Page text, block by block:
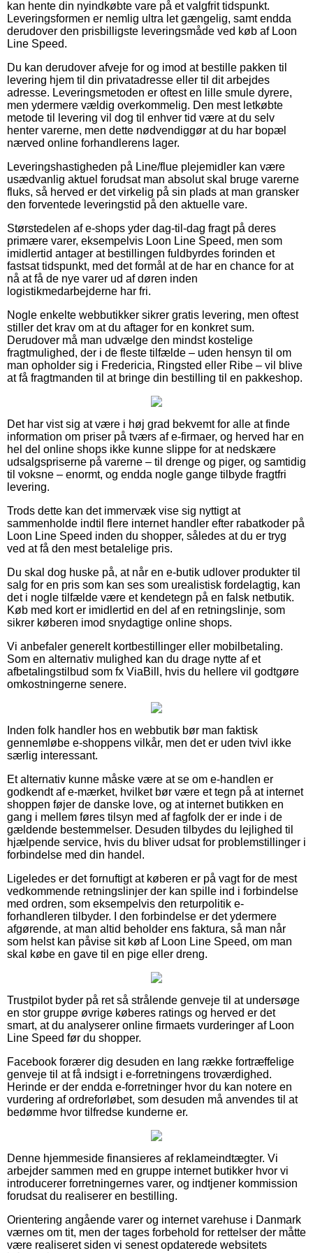
kan hente din nyindkøbte vare på et valgfrit tidspunkt.
Leveringsformen er nemlig ultra let gængelig, samt endda
derudover den prisbilligste leveringsmåde ved køb af Loon
Line Speed.
Du kan derudover afveje for og imod at bestille pakken til
levering hjem til din privatadresse eller til dit arbejdes
adresse. Leveringsmetoden er oftest en lille smule dyrere,
men ydermere vældig overkommelig. Den mest letkøbte
metode til levering vil dog til enhver tid være at du selv
henter varerne, men dette nødvendiggør at du har bopæl
nærved online forhandlerens lager.
Leveringshastigheden på Line/flue plejemidler kan være
usædvanlig aktuel forudsat man absolut skal bruge varerne
fluks, så herved er det virkelig på sin plads at man gransker
den forventede leveringstid på den aktuelle vare.
Størstedelen af e-shops yder dag-til-dag fragt på deres
primære varer, eksempelvis Loon Line Speed, men som
imidlertid antager at bestillingen fuldbyrdes forinden et
fastsat tidspunkt, med det formål at de har en chance for at
nå at få de nye varer ud af døren inden
logistikmedarbejderne har fri.
Nogle enkelte webbutikker sikrer gratis levering, men oftest
stiller det krav om at du aftager for en konkret sum.
Derudover må man udvælge den mindst kostelige
fragtmulighed, der i de fleste tilfælde – uden hensyn til om
man opholder sig i Fredericia, Ringsted eller Ribe – vil blive
at få fragtmanden til at bringe din bestilling til en pakkeshop.
Det har vist sig at være i høj grad bekvemt for alle at finde
information om priser på tværs af e-firmaer, og herved har en
hel del online shops ikke kunne slippe for at nedskære
udsalgspriserne på varerne – til drenge og piger, og samtidig
til voksne – enormt, og endda nogle gange tilbyde fragtfri
levering.
Trods dette kan det immervæk vise sig nyttigt at
sammenholde indtil flere internet handler efter rabatkoder på
Loon Line Speed inden du shopper, således at du er tryg
ved at få den mest betalelige pris.
Du skal dog huske på, at når en e-butik udlover produkter til
salg for en pris som kan ses som urealistisk fordelagtig, kan
det i nogle tilfælde være et kendetegn på en falsk netbutik.
Køb med kort er imidlertid en del af en retningslinje, som
sikrer køberen imod snydagtige online shops.
Vi anbefaler generelt kortbestillinger eller mobilbetaling.
Som en alternativ mulighed kan du drage nytte af et
afbetalingstilbud som fx ViaBill, hvis du hellere vil godtgøre
omkostningerne senere.
Inden folk handler hos en webbutik bør man faktisk
gennemløbe e-shoppens vilkår, men det er uden tvivl ikke
særlig interessant.
Et alternativ kunne måske være at se om e-handlen er
godkendt af e-mærket, hvilket bør være et tegn på at internet
shoppen føjer de danske love, og at internet butikken en
gang i mellem føres tilsyn med af fagfolk der er inde i de
gældende bestemmelser. Desuden tilbydes du lejlighed til
hjælpende service, hvis du bliver udsat for problemstillinger i
forbindelse med din handel.
Ligeledes er det fornuftigt at køberen er på vagt for de mest
vedkommende retningslinjer der kan spille ind i forbindelse
med ordren, som eksempelvis den returpolitik e-
forhandleren tilbyder. I den forbindelse er det ydermere
afgørende, at man altid beholder ens faktura, så man når
som helst kan påvise sit køb af Loon Line Speed, om man
skal købe en gave til en pige eller dreng.
Trustpilot byder på ret så strålende genveje til at undersøge
en stor gruppe øvrige køberes ratings og herved er det
smart, at du analyserer online firmaets vurderinger af Loon
Line Speed før du shopper.
Facebook forærer dig desuden en lang række fortræffelige
genveje til at få indsigt i e-forretningens troværdighed.
Herinde er der endda e-forretninger hvor du kan notere en
vurdering af ordreforløbet, som desuden må anvendes til at
bedømme hvor tilfredse kunderne er.
Denne hjemmeside finansieres af reklameindtægter. Vi
arbejder sammen med en gruppe internet butikker hvor vi
introducerer forretningernes varer, og indtjener kommission
forudsat du realiserer en bestilling.
Orientering angående varer og internet varehuse i Danmark
værnes om tit, men der tages forbehold for rettelser der måtte
være realiseret siden vi senest opdaterede websitets